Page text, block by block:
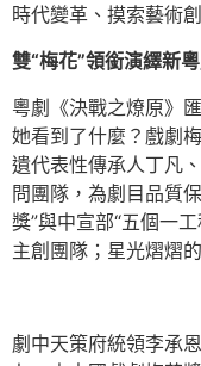
時代變革、摸索藝術
雙“梅花”領銜演繹新粵
粵劇《決戰之燎原》
她看到了什麼？戲劇
遺代表性傳承人丁凡
問團隊，為劇目品質
獎”與中宣部“五個一
主創團隊；星光熠熠
劇中天策府統領李承